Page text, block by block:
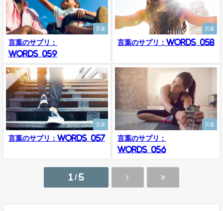
言葉
言葉のサプリ：
Words_059
言葉
言葉のサプリ：Words_058
言葉
言葉のサプリ：Words_057
言葉
言葉のサプリ：
Words_056
1 / 5